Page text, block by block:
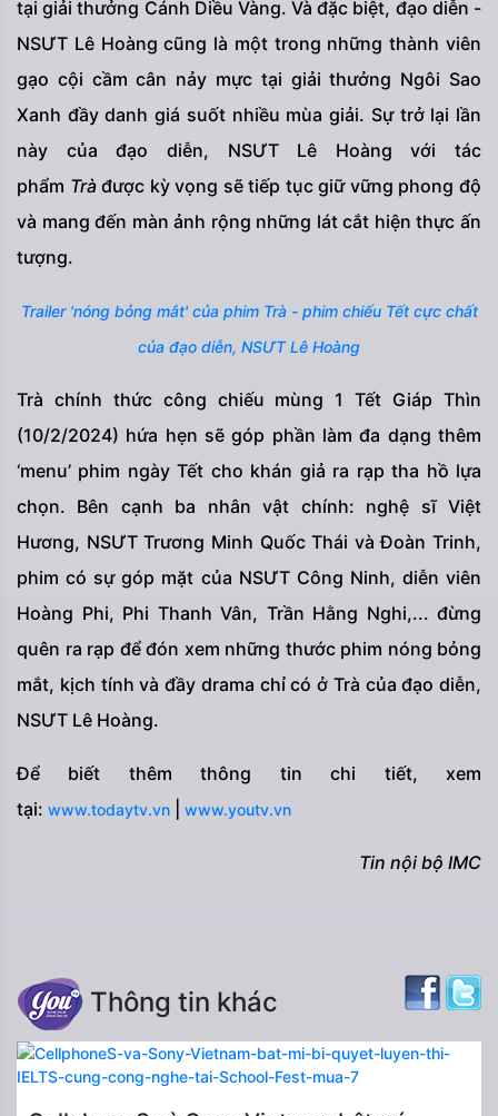
tại giải thưởng Cánh Diều Vàng. Và đặc biệt, đạo diễn -
NSƯT Lê Hoàng cũng là một trong những thành viên
gạo cội cầm cân nảy mực tại giải thưởng Ngôi Sao
Xanh đầy danh giá suốt nhiều mùa giải. Sự trở lại lần
này của đạo diễn, NSƯT Lê Hoàng với tác
phẩm Tràđược kỳ vọng sẽ tiếp tục giữ vững phong độ
và mang đến màn ảnh rộng những lát cắt hiện thực ấn
tượng.
Trailer 'nóng bỏng mắt' của phim Trà - phim chiếu Tết cực chất
của đạo diễn, NSƯT Lê Hoàng
Trà chính thức công chiếu mùng 1 Tết Giáp Thìn
(10/2/2024) hứa hẹn sẽ góp phần làm đa dạng thêm
‘menu’ phim ngày Tết cho khán giả ra rạp tha hồ lựa
chọn. Bên cạnh ba nhân vật chính: nghệ sĩ Việt
Hương, NSƯT Trương Minh Quốc Thái và Đoàn Trinh,
phim có sự góp mặt của NSƯT Công Ninh, diễn viên
Hoàng Phi, Phi Thanh Vân, Trần Hằng Nghi,... đừng
quên ra rạp để đón xem những thước phim nóng bỏng
mắt, kịch tính và đầy drama chỉ có ở Trà của đạo diễn,
NSƯT Lê Hoàng.
Để biết thêm thông tin chi tiết, xem
tại: www.todaytv.vn www.youtv.vn
Tin nội bộ IMC
Thông tin khác